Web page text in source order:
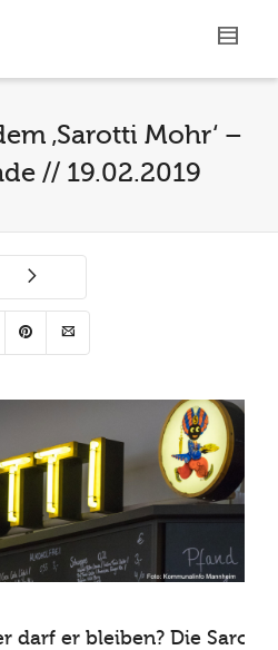
‚Sarotti Mohr‘ –
// 19.02.2019
darf er bleiben? Die